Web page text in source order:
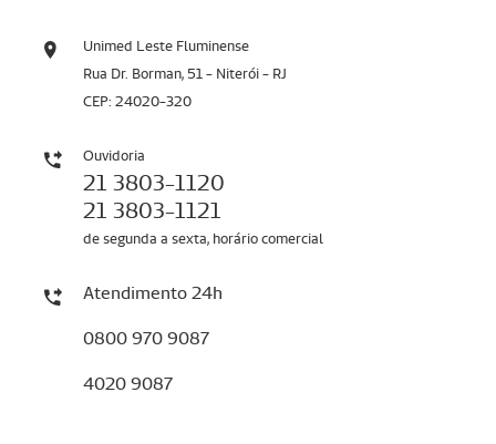
Unimed Leste Fluminense
Rua Dr. Borman, 51 - Niterói - RJ
CEP: 24020-320
Ouvidoria
21 3803-1120
21 3803-1121
de segunda a sexta, horário comercial
Atendimento 24h
0800 970 9087
4020 9087